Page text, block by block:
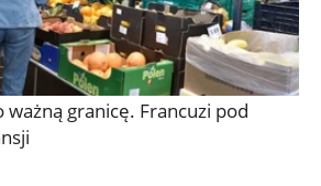
ważną granicę. Francuzi pod